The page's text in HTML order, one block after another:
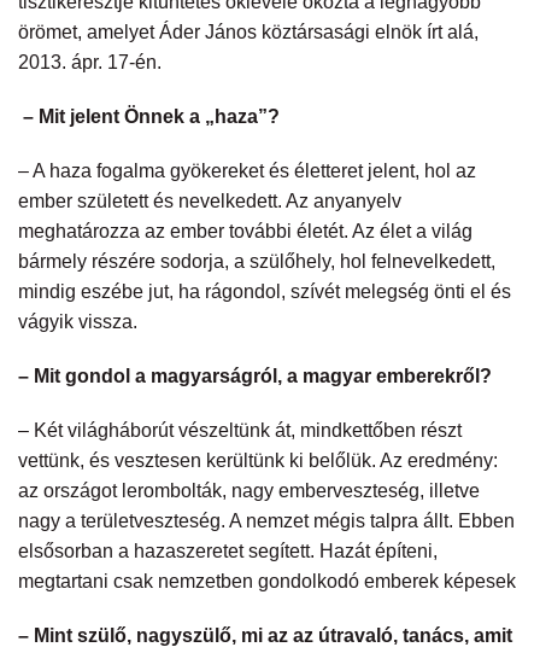
örömet, amelyet Áder János köztársasági elnök írt alá,
2013. ápr. 17-én.
– Mit jelent Önnek a „haza”?
– A haza fogalma gyökereket és életteret jelent, hol az
ember született és nevelkedett. Az anyanyelv
meghatározza az ember további életét. Az élet a világ
bármely részére sodorja, a szülőhely, hol felnevelkedett,
mindig eszébe jut, ha rágondol, szívét melegség önti el és
vágyik vissza.
– Mit gondol a magyarságról, a magyar emberekről?
– Két világháborút vészeltünk át, mindkettőben részt
vettünk, és vesztesen kerültünk ki belőlük. Az eredmény:
az országot lerombolták, nagy emberveszteség, illetve
nagy a területveszteség. A nemzet mégis talpra állt. Ebben
elsősorban a hazaszeretet segített. Hazát építeni,
megtartani csak nemzetben gondolkodó emberek képesek
– Mint szülő, nagyszülő, mi az az útravaló, tanács, amit